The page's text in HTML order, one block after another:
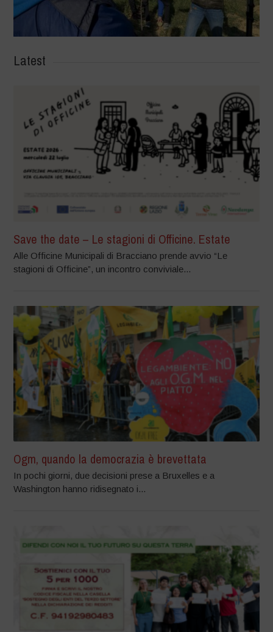
Latest
Save the date – Le stagioni di Officine. Estate
Alle Officine Municipali di Bracciano prende avvio “Le
stagioni di Officine”, un incontro conviviale...
Ogm, quando la democrazia è brevettata
In pochi giorni, due decisioni prese a Bruxelles e a
Washington hanno ridisegnato i...